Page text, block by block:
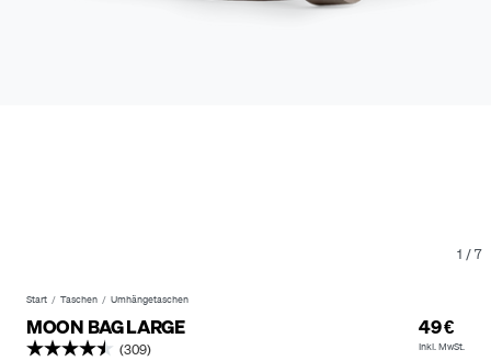
1 /7
Start Taschen Umhängetaschen
MOON BAG LARGE
(309)
49 €
Inkl. MwSt.